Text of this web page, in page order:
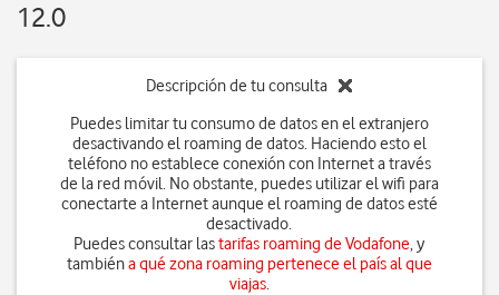
12.0
Descripción de tu consulta
Puedes limitar tu consumo de datos en el extranjero
desactivando el roaming de datos. Haciendo esto el
teléfono no establece conexión con Internet a través
de la red móvil. No obstante, puedes utilizar el wifi para
conectarte a Internet aunque el roaming de datos esté
desactivado.
Puedes consultar lastarifas roaming de Vodafone, y
tambiéna qué zona roaming pertenece el país al que
viajas.